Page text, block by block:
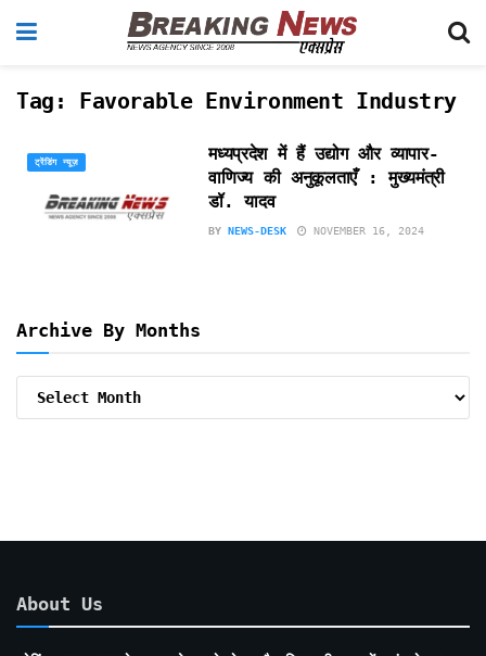
Tag: Favorable Environment Industry
ट्रेंडिंग न्यूज़
मध्यप्रदेश में हैं उद्योग और व्यापार-
वाणिज्य की अनुकूलताएँ : मुख्यमंत्री
डॉ. यादव
BY NEWS-DESK NOVEMBER 16, 2024
Archive By Months
About Us